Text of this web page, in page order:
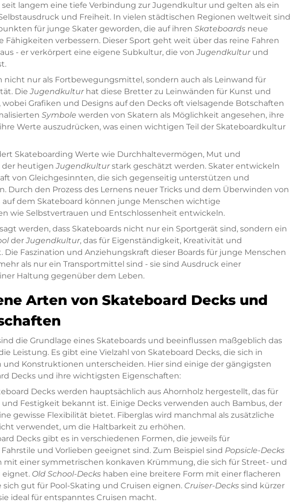
seit langem eine tiefe Verbindung zur Jugendkultur und gelten als ein
und Freiheit. In vielen städtischen Regionen weltweit sind
für junge Skater geworden, die auf ihren Skateboards neue
Fähigkeiten verbessern. Dieser Sport geht weit über das reine Fahren
- er verkörpert eine eigene Subkultur, die vonJugendkulturund
nicht nur als Fortbewegungsmittel, sondern auch als Leinwand für
DieJugendkulturhat diese Bretter zu Leinwänden für Kunst und
Grafiken und Designs auf den Decks oft vielsagende Botschaften
Symbole werden von Skatern als Möglichkeit angesehen, ihre
Werte auszudrücken, was einen wichtigen Teil der Skateboardkultur
Skateboarding Werte wie Durchhaltevermögen, Mut und
der heutigenJugendkulturstark geschätzt werden. Skater entwickeln
von Gleichgesinnten, die sich gegenseitig unterstützen und
Durch den Prozess des Lernens neuer Tricks und dem Überwinden von
auf dem Skateboard können junge Menschen wichtige
wie Selbstvertrauen und Entschlossenheit entwickeln.
werden, dass Skateboards nicht nur ein Sportgerät sind, sondern ein
derJugendkultur, das für Eigenständigkeit, Kreativität und
Die Faszination und Anziehungskraft dieser Boards für junge Menschen
als nur ein Transportmittel sind - sie sind Ausdruck einer
Haltung gegenüber dem Leben.
Arten von Skateboard Decks und
die Grundlage eines Skateboards und beeinflussen maßgeblich das
Leistung. Es gibt eine Vielzahl von Skateboard Decks, die sich in
und Konstruktionen unterscheiden. Hier sind einige der gängigsten
Decks und ihre wichtigsten Eigenschaften:
Decks werden hauptsächlich aus Ahornholz hergestellt, das für
Festigkeit bekannt ist. Einige Decks verwenden auch Bambus, der
gewisse Flexibilität bietet. Fiberglas wird manchmal als zusätzliche
verwendet, um die Haltbarkeit zu erhöhen.
Decks gibt es in verschiedenen Formen, die jeweils für
und Vorlieben geeignet sind. Zum Beispiel sind Popsicle-Decks
mit einer symmetrischen konkaven Krümmung, die sich für Street- und
eignet. Old School-Decks haben eine breitere Form mit einer flacheren
sich gut für Pool-Skating und Cruisen eignen. Cruiser-Decks sind kürzer
ideal für entspanntes Cruisen macht.